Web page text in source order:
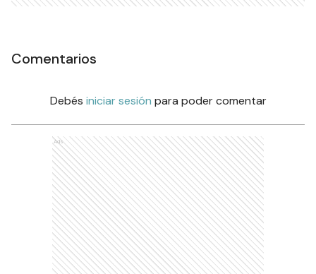
Comentarios
Debés iniciar sesión para poder comentar
Ads